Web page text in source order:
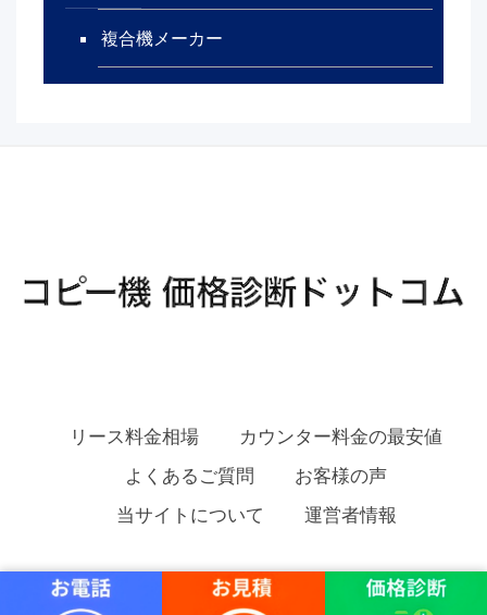
複合機メーカー
リース料金相場
カウンター料金の最安値
よくあるご質問
お客様の声
当サイトについて
運営者情報